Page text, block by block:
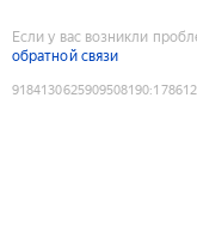
Если у вас возникли
обратной связи
9184130625909508190: